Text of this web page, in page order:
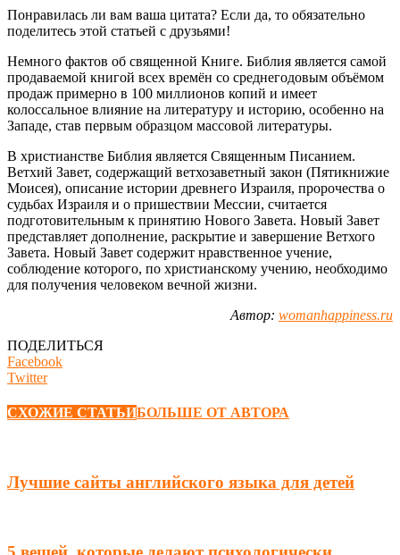
Понравилась ли вам ваша цитата? Если да, то обязательно
поделитесь этой статьей с друзьями!
Немного фактов об священной Книге. Библия является самой
продаваемой книгой всех времён со среднегодовым объёмом
продаж примерно в 100 миллионов копий и имеет
колоссальное влияние на литературу и историю, особенно на
Западе, став первым образцом массовой литературы.
В христианстве Библия является Священным Писанием.
Ветхий Завет, содержащий ветхозаветный закон (Пятикнижие
Моисея), описание истории древнего Израиля, пророчества о
судьбах Израиля и о пришествии Мессии, считается
подготовительным к принятию Нового Завета. Новый Завет
представляет дополнение, раскрытие и завершение Ветхого
Завета. Новый Завет содержит нравственное учение,
соблюдение которого, по христианскому учению, необходимо
для получения человеком вечной жизни.
Автор: womanhappiness.ru
ПОДЕЛИТЬСЯ
Facebook
Twitter
СХОЖИЕ СТАТЬИБОЛЬШЕ ОТ АВТОРА
Лучшие сайты английского языка для детей